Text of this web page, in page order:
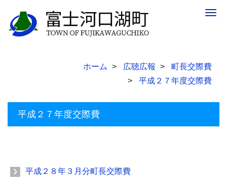
ホーム 広聴広報
町長交際費
平成２７年度交際費
平成２７年度交際費
平成２８年３月分町長交際費